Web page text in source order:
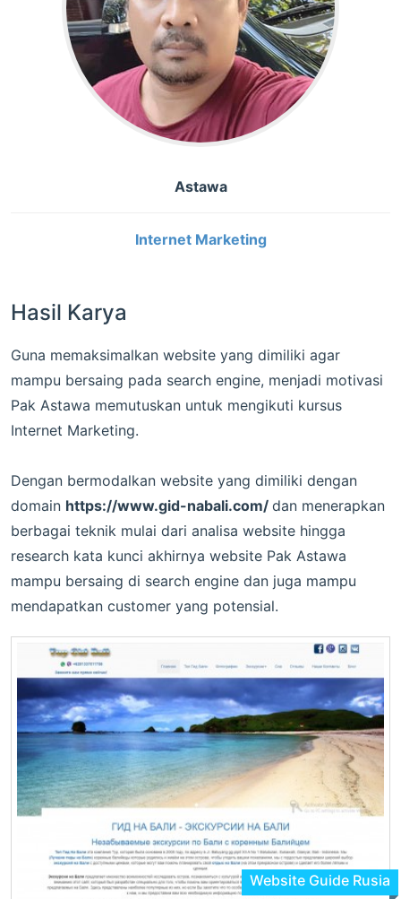
Astawa
Internet Marketing
Hasil Karya
Guna memaksimalkan website yang dimiliki agar
mampu bersaing pada search engine, menjadi motivasi
Pak Astawa memutuskan untuk mengikuti kursus
Internet Marketing.
Dengan bermodalkan website yang dimiliki dengan
domain https://www.gid-nabali.com/ dan menerapkan
berbagai teknik mulai dari analisa website hingga
research kata kunci akhirnya website Pak Astawa
mampu bersaing di search engine dan juga mampu
mendapatkan customer yang potensial.
Website Guide Rusia